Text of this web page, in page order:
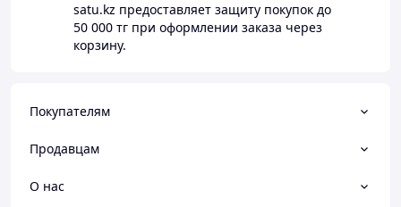
satu.kz предоставляет защиту покупок до
50 000 тг при оформлении заказа через
корзину.
Покупателям
Продавцам
О нас